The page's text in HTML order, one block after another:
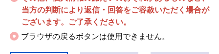
当方の判断により返信・回答をご容赦いただく場合が
ございます。ご了承ください。
ブラウザの戻るボタンは使用できません。